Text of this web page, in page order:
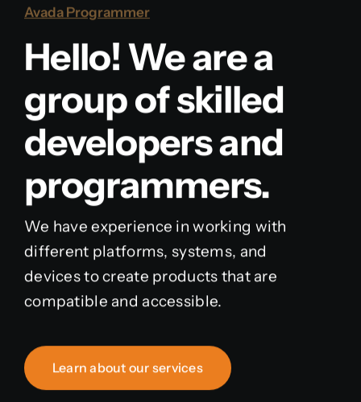
Avada Programmer
Hello! We are a
group of skilled
developers and
programmers.
We have experience in working with
different platforms, systems, and
devices to create products that are
compatible and accessible.
Learn about our services